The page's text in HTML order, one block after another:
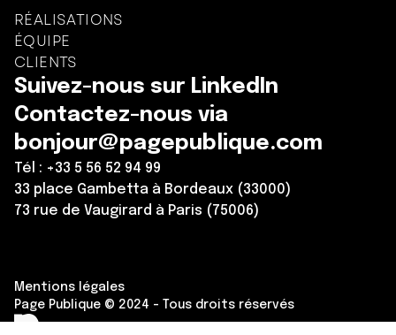
RÉALISATIONS
ÉQUIPE
CLIENTS
Suivez-nous sur LinkedIn
Contactez-nous via
bonjour@pagepublique.com
Tél : +33 5 56 52 94 99
33 place Gambetta à Bordeaux (33000)
73 rue de Vaugirard à Paris (75006)
Mentions légales
Page Publique © 2024 - Tous droits réservés